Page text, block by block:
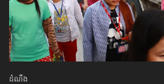
ដំណឹង